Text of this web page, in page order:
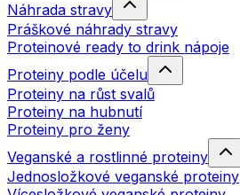
Náhrada stravy
Práškové náhrady stravy
Proteinové ready to drink nápoje
Proteiny podle účelu
Proteiny na růst svalů
Proteiny na hubnutí
Proteiny pro ženy
Veganské a rostlinné proteiny
Jednosložkové veganské proteiny